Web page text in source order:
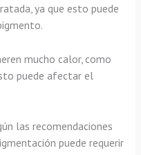
ya que esto puede
mucho calor, como
puede afectar el
las recomendaciones
puede requerir